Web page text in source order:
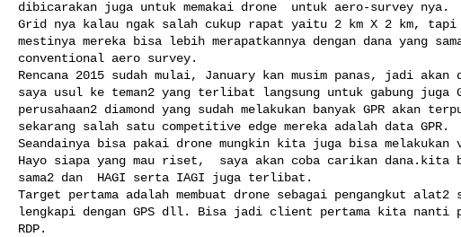
dibicarakan juga untuk memakai drone  untuk aero-survey nya.
Grid nya kalau ngak salah cukup rapat yaitu 2 km X 2 km, tapi
mestinya mereka bisa lebih merapatkannya dengan dana yang
conventional aero survey.
Rencana 2015 sudah mulai, January kan musim panas, jadi akan
saya usul ke teman2 yang terlibat langsung untuk gabung juga
perusahaan2 diamond yang sudah melakukan banyak GPR akan
sekarang salah satu competitive edge mereka adalah data GPR.
Seandainya bisa pakai drone mungkin kita juga bisa
Hayo siapa yang mau riset,  saya akan coba carikan dana.kita
sama2 dan  HAGI serta IAGI juga terlibat.
Target pertama adalah membuat drone sebagai pengangkut
lengkapi dengan GPS dll. Bisa jadi client pertama kita nanti
RDP.